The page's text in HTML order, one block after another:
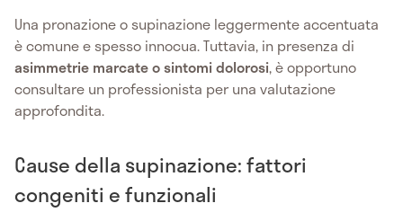
Una pronazione o supinazione leggermente accentuata
è comune e spesso innocua. Tuttavia, in presenza di
asimmetrie marcate o sintomi dolorosi, è opportuno
consultare un professionista per una valutazione
approfondita.
Cause della supinazione: fattori
congeniti e funzionali